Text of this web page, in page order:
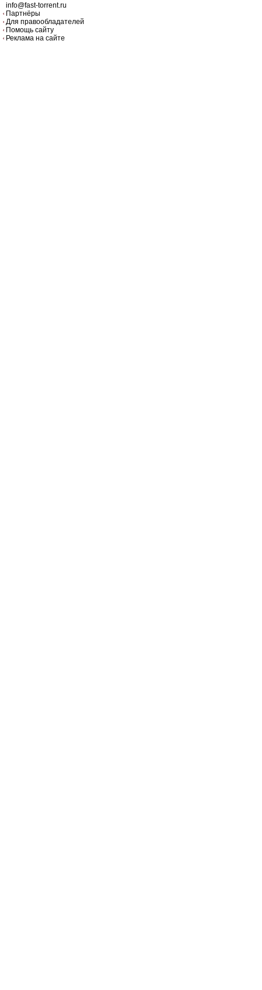
info@fast-torrent.ru
Партнёры
Для правообладателей
Помощь сайту
Реклама на сайте